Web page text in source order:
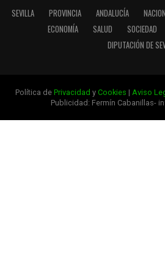
SEVILLA PROVINCIA ANDALUCÍA
ECONOMÍA
SALUD SOCIEDAD
DIPUTACIÓN DE
Política de Privacidad y Cookies | Aviso
Publicidad: Fermín Cabanillas-